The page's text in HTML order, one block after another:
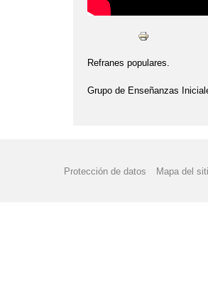
Refranes populares.
Grupo de Enseñanzas
Protección de datos Mapa del